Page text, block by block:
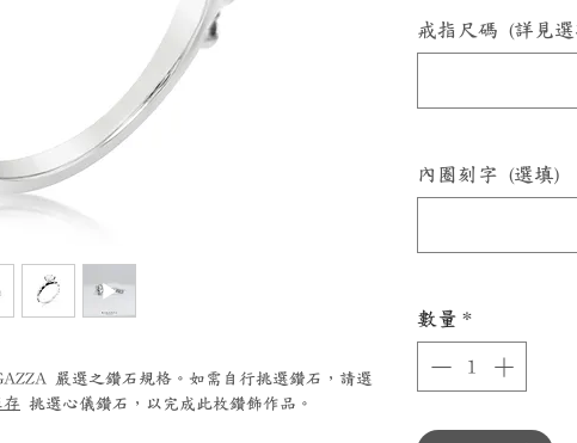
嚴選之鑽石規格。如需自行挑選鑽石，請選
存 挑選心儀鑽石，以完成此枚鑽飾作品。
戒指尺碼 (詳見
內圈刻字 (選填)
數量 *